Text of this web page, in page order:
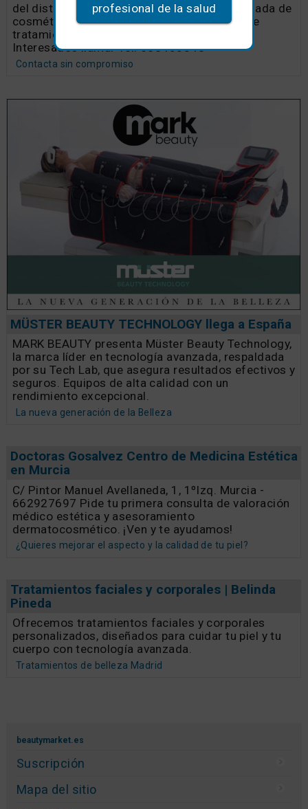
del distribuidor - Marca profesional consolidada de
cosmética facial y corporal - Amplia gama de
tratamientos de cabina y venta público -
Interesados llamar Tel. 600433548
Contacta sin compromiso
MÜSTER BEAUTY TECHNOLOGY llega a España
MARK BEAUTY presenta Müster Beauty Technology,
la marca líder en tecnología avanzada, respaldada
por su Tech Lab, que asegura resultados efectivos y
seguros. Equipos de alta calidad con un
rendimiento excepcional.
La nueva generación de la Belleza
Doctoras Gosalvez Centro de Medicina Estética
en Murcia
C/ Pintor Manuel Avellaneda, 1, 1ºIzq. Murcia -
662927697 Pide tu primera consulta de valoración
médico estética y asesoramiento
dermatocosmético. ¡Ven y te ayudamos!
¿Quieres mejorar el aspecto y la calidad de tu piel?
Tratamientos faciales y corporales | Belinda
Pineda
Ofrecemos tratamientos faciales y corporales
personalizados, diseñados para cuidar tu piel y tu
cuerpo con tecnología avanzada.
Tratamientos de belleza Madrid
beautymarket.es
Suscripción
Mapa del sitio
profesional de la salud